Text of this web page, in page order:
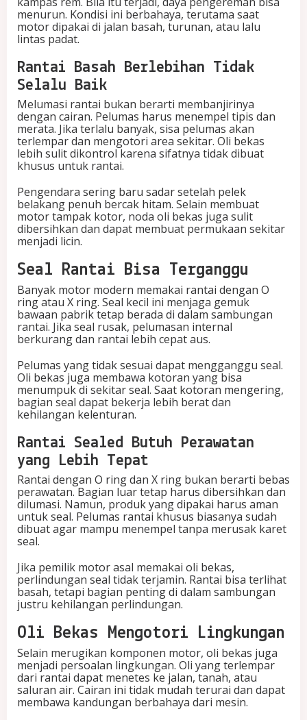
menurun. Kondisi ini berbahaya, terutama saat
motor dipakai di jalan basah, turunan, atau lalu
lintas padat.
Rantai Basah Berlebihan Tidak
Selalu Baik
Melumasi rantai bukan berarti membanjirinya
dengan cairan. Pelumas harus menempel tipis dan
merata. Jika terlalu banyak, sisa pelumas akan
terlempar dan mengotori area sekitar. Oli bekas
lebih sulit dikontrol karena sifatnya tidak dibuat
khusus untuk rantai.
Pengendara sering baru sadar setelah pelek
belakang penuh bercak hitam. Selain membuat
motor tampak kotor, noda oli bekas juga sulit
dibersihkan dan dapat membuat permukaan sekitar
menjadi licin.
Seal Rantai Bisa Terganggu
Banyak motor modern memakai rantai dengan O
ring atau X ring. Seal kecil ini menjaga gemuk
bawaan pabrik tetap berada di dalam sambungan
rantai. Jika seal rusak, pelumasan internal
berkurang dan rantai lebih cepat aus.
Pelumas yang tidak sesuai dapat mengganggu seal.
Oli bekas juga membawa kotoran yang bisa
menumpuk di sekitar seal. Saat kotoran mengering,
bagian seal dapat bekerja lebih berat dan
kehilangan kelenturan.
Rantai Sealed Butuh Perawatan
yang Lebih Tepat
Rantai dengan O ring dan X ring bukan berarti bebas
perawatan. Bagian luar tetap harus dibersihkan dan
dilumasi. Namun, produk yang dipakai harus aman
untuk seal. Pelumas rantai khusus biasanya sudah
dibuat agar mampu menempel tanpa merusak karet
seal.
Jika pemilik motor asal memakai oli bekas,
perlindungan seal tidak terjamin. Rantai bisa terlihat
basah, tetapi bagian penting di dalam sambungan
justru kehilangan perlindungan.
Oli Bekas Mengotori Lingkungan
Selain merugikan komponen motor, oli bekas juga
menjadi persoalan lingkungan. Oli yang terlempar
dari rantai dapat menetes ke jalan, tanah, atau
saluran air. Cairan ini tidak mudah terurai dan dapat
membawa kandungan berbahaya dari mesin.